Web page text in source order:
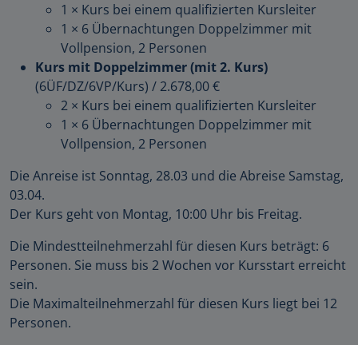
1 × Kurs bei einem qualifizierten Kursleiter
1 × 6 Übernachtungen Doppelzimmer mit
Vollpension, 2 Personen
Kurs mit Doppelzimmer (mit 2. Kurs)
(6ÜF/DZ/6VP/Kurs) / 2.678,00 €
2 × Kurs bei einem qualifizierten Kursleiter
1 × 6 Übernachtungen Doppelzimmer mit
Vollpension, 2 Personen
Die Anreise ist Sonntag, 28.03 und die Abreise Samstag,
03.04.
Der Kurs geht von Montag, 10:00 Uhr bis Freitag.
Die Mindestteilnehmerzahl für diesen Kurs beträgt: 6
Personen. Sie muss bis 2 Wochen vor Kursstart erreicht
sein.
Die Maximalteilnehmerzahl für diesen Kurs liegt bei 12
Personen.